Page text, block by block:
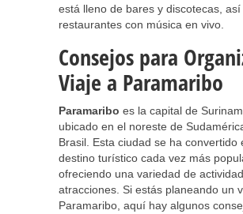
está lleno de bares y discotecas, así
restaurantes con música en vivo.
Consejos para
Viaje a Paramaribo
Paramaribo es la capital de
ubicado en el noreste de
Brasil. Esta ciudad se ha convertido
destino turístico cada vez más
ofreciendo una variedad de
atracciones. Si estás planeando un
Paramaribo, aquí hay algunos